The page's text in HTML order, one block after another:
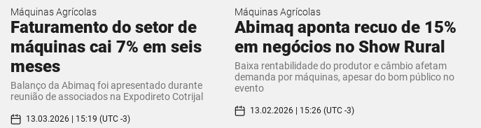
Máquinas Agrícolas
Faturamento do setor de
máquinas cai 7% em seis
meses
Balanço da Abimaq foi apresentado durante
reunião de associados na Expodireto Cotrijal
13.03.2026 | 15:19 (UTC -3)
Máquinas Agrícolas
Abimaq aponta recuo de 15%
em negócios no Show Rural
Baixa rentabilidade do produtor e câmbio afetam
demanda por máquinas, apesar do bom público no
evento
13.02.2026 | 15:26 (UTC -3)